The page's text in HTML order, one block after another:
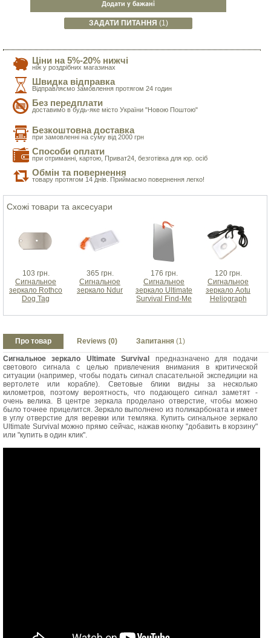
Додати у бажані
ЗАДАТИ ПИТАННЯ (1)
Ціни на 5%-20% нижчі
ніж у роздрібних магазинах
Швидка відправка
Відправляємо замовлення протягом 24 годин
Без передплати
доставимо в будь-яке місто України "Новою Поштою"
Безкоштовна доставка
при замовленні на суму від 2000 грн
Способи оплати
при отриманні, картою, Приват24, безготівка для юр. осіб
Обмін та повернення
товару протягом 14 днів. Приймаємо повернення легко!
Схожі товари та аксесуари
103 грн.
Сигнальное
зеркало Rothco
Dog Tag
365 грн.
Сигнальное
зеркало Ndur
176 грн.
Сигнальное
зеркало Ultimate
Survival Find-Me
120 грн.
Сигнальное
зеркало Aotu
Heliograph
Про товар Reviews (0) Запитання (1)
Сигнальное зеркало Ultimate Survival
предназначено для подачи
светового сигнала с целью привлечения внимания в критической
ситуации (например, чтобы подать сигнал спасательной экспедиции на
вертолете или корабле). Световые блики видны за несколько
километров, поэтому вероятность, что подающего сигнал заметят -
очень велика. В центре зеркала проделано отверстие, чтобы можно
было точнее прицелится. Зеркало выполнено из поликарбоната и имеет
в углу отверстие для веревки или темляка. Купить сигнальное зеркало
Ultimate Survival можно прямо сейчас, нажав кнопку "добавить в корзину"
или "купить в один клик".